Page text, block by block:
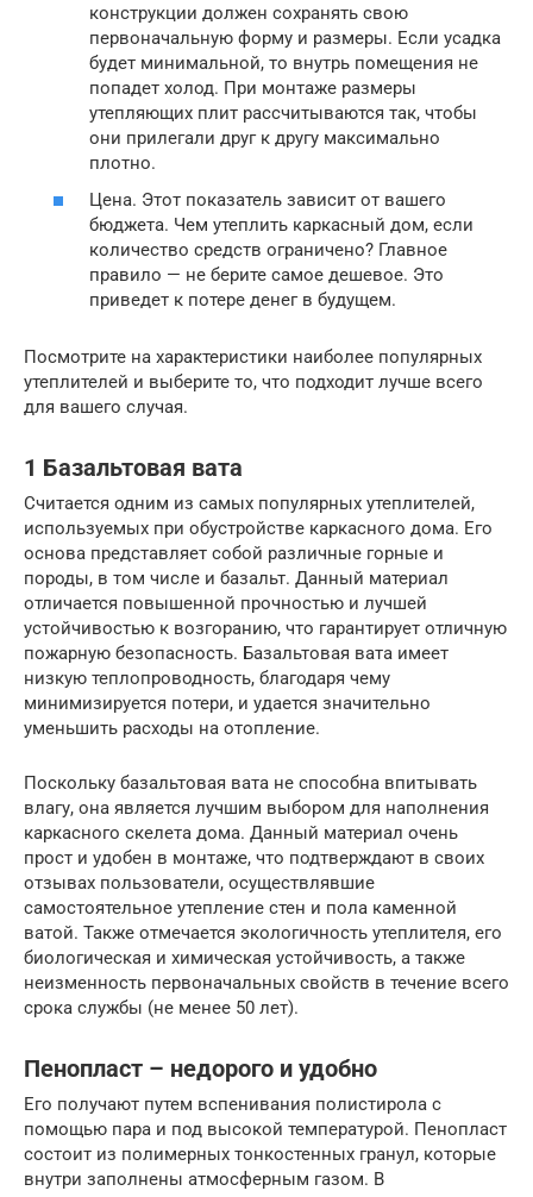
конструкции должен сохранять свою
первоначальную форму и размеры. Если усадка
будет минимальной, то внутрь помещения не
попадет холод. При монтаже размеры
утепляющих плит рассчитываются так, чтобы
они прилегали друг к другу максимально
плотно.
Цена. Этот показатель зависит от вашего
бюджета. Чем утеплить каркасный дом, если
количество средств ограничено? Главное
правило — не берите самое дешевое. Это
приведет к потере денег в будущем.
Посмотрите на характеристики наиболее популярных
утеплителей и выберите то, что подходит лучше всего
для вашего случая.
1 Базальтовая вата
Считается одним из самых популярных утеплителей,
используемых при обустройстве каркасного дома. Его
основа представляет собой различные горные и
породы, в том числе и базальт. Данный материал
отличается повышенной прочностью и лучшей
устойчивостью к возгоранию, что гарантирует отличную
пожарную безопасность. Базальтовая вата имеет
низкую теплопроводность, благодаря чему
минимизируется потери, и удается значительно
уменьшить расходы на отопление.
Поскольку базальтовая вата не способна впитывать
влагу, она является лучшим выбором для наполнения
каркасного скелета дома. Данный материал очень
прост и удобен в монтаже, что подтверждают в своих
отзывах пользователи, осуществлявшие
самостоятельное утепление стен и пола каменной
ватой. Также отмечается экологичность утеплителя, его
биологическая и химическая устойчивость, а также
неизменность первоначальных свойств в течение всего
срока службы (не менее 50 лет).
Пенопласт – недорого и удобно
Его получают путем вспенивания полистирола с
помощью пара и под высокой температурой. Пенопласт
состоит из полимерных тонкостенных гранул, которые
внутри заполнены атмосферным газом. В